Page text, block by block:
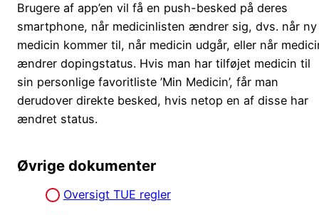
Brugere af app’en vil få en push-besked på deres
smartphone, når medicinlisten ændrer sig, dvs. når ny
medicin kommer til, når medicin udgår, eller når
ændrer dopingstatus. Hvis man har tilføjet medicin til
sin personlige favoritliste ’Min Medicin’, får man
derudover direkte besked, hvis netop en af disse har
ændret status.
Øvrige dokumenter
Oversigt TUE regler